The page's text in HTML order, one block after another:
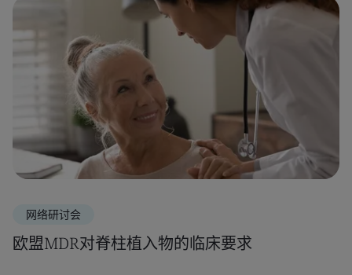
网络研讨会
欧盟MDR对脊柱植入物的临床要求